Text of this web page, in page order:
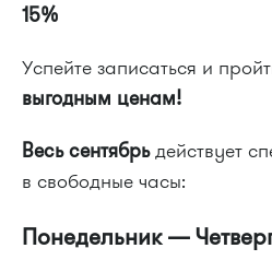
15%
Успейте записаться и
выгодным ценам!
Весь сентябрьдействует
в свободные часы:
Понедельник —